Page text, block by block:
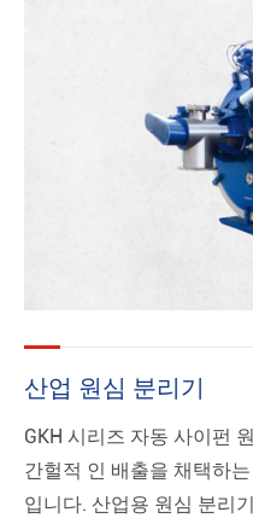
산업 원심 분리기
GKH 시리즈 자동 사이펀
간헐적 인 배출을 채택하
입니다. 산업용 원심 분리